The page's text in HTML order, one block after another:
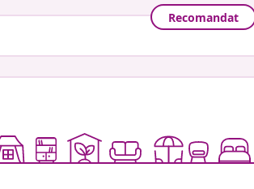
Recomandat